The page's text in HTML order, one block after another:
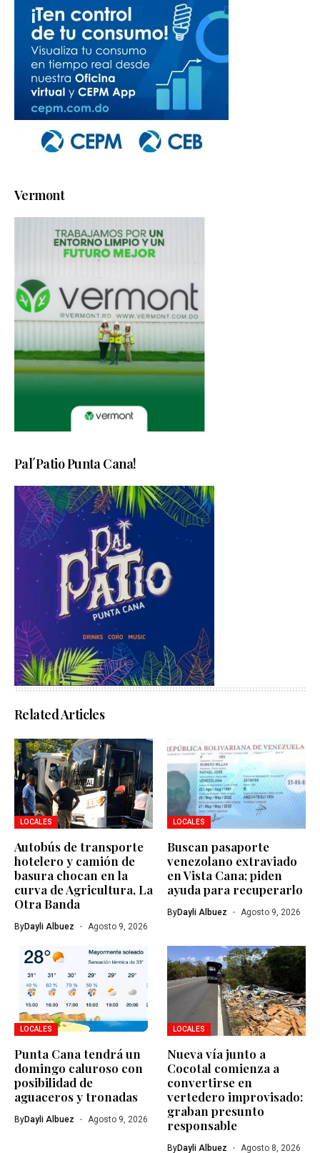
Vermont
Pal´Patio Punta Cana!
Related Articles
LOCALES
Autobús de transporte
hotelero y camión de
basura chocan en la
curva de Agricultura, La
Otra Banda
ByDayli Albuez Agosto 9, 2026
LOCALES
Buscan pasaporte
venezolano extraviado
en Vista Cana; piden
ayuda para recuperarlo
ByDayli Albuez Agosto 9, 2026
LOCALES
Punta Cana tendrá un
domingo caluroso con
posibilidad de
aguaceros y tronadas
ByDayli Albuez Agosto 9, 2026
LOCALES
Nueva vía junto a
Cocotal comienza a
convertirse en
vertedero improvisado:
graban presunto
responsable
ByDayli Albuez Agosto 8, 2026